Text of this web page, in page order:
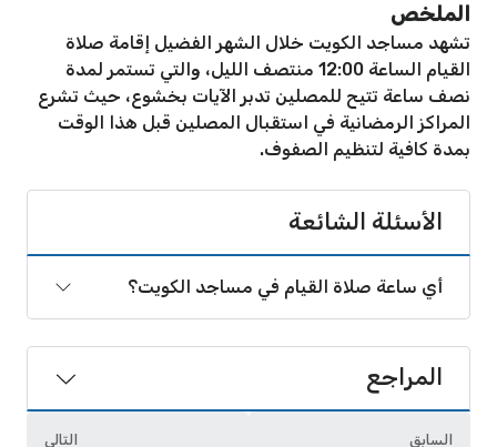
الملخص
تشهد مساجد الكويت خلال الشهر الفضيل إقامة صلاة
القيام الساعة 12:00 منتصف الليل، والتي تستمر لمدة
نصف ساعة تتيح للمصلين تدبر الآيات بخشوع، حيث تشرع
المراكز الرمضانية في استقبال المصلين قبل هذا الوقت
بمدة كافية لتنظيم الصفوف.
الأسئلة الشائعة
أي ساعة صلاة القيام في مساجد الكويت؟
المراجع
السابق التالي